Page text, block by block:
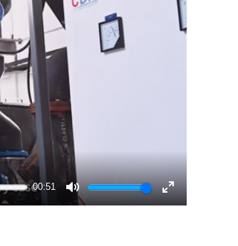
00:51
Mute
Enter